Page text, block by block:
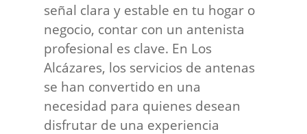
señal clara y estable en tu hogar o
negocio, contar con un antenista
profesional es clave. En Los
Alcázares, los servicios de antenas
se han convertido en una
necesidad para quienes desean
disfrutar de una experiencia